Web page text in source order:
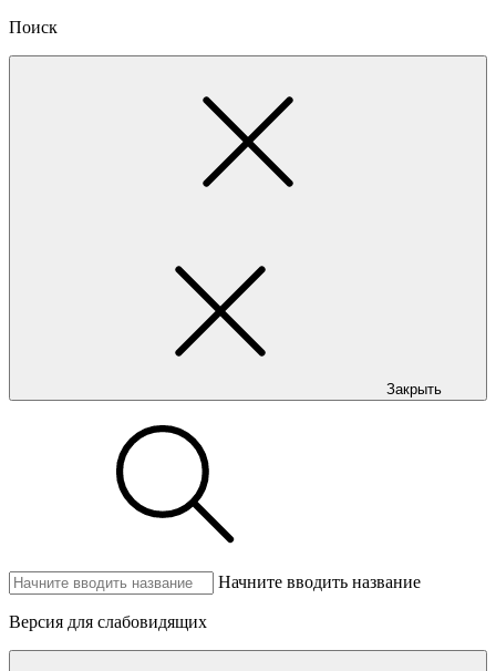
Поиск
Закрыть
Начните вводить название
Версия для слабовидящих